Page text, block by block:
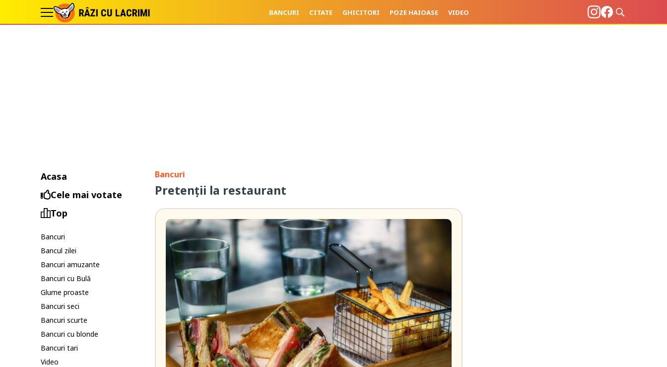
BANCURI CITATE GHICITORI POZE HAIOASE VIDEO
Acasa
Cele mai votate
Top
Bancuri
Bancul zilei
Bancuri amuzante
Bancuri cu Bulă
Glume proaste
Bancuri seci
Bancuri scurte
Bancuri cu blonde
Bancuri tari
Video
Bancuri
Pretenții la restaurant